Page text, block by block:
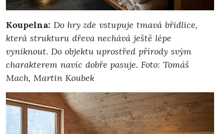
Koupelna: Do hry zde vstupuje tmavá břidlice,
která strukturu dřeva nechává ještě lépe
vyniknout. Do objektu uprostřed přírody svým
charakterem navíc dobře pasuje. Foto: Tomáš
Mach, Martin Koubek